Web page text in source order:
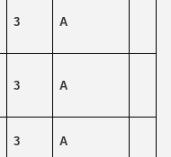
3 А
3 А
3 А